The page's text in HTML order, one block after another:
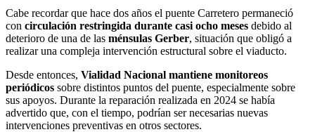
Cabe recordar que hace dos años el puente Carretero permaneció
con circulación restringida durante casi ocho meses debido al
deterioro de una de las ménsulas Gerber, situación que obligó a
realizar una compleja intervención estructural sobre el viaducto.
Desde entonces, Vialidad Nacional mantiene monitoreos
periódicos sobre distintos puntos del puente, especialmente sobre
sus apoyos. Durante la reparación realizada en 2024 se había
advertido que, con el tiempo, podrían ser necesarias nuevas
intervenciones preventivas en otros sectores.